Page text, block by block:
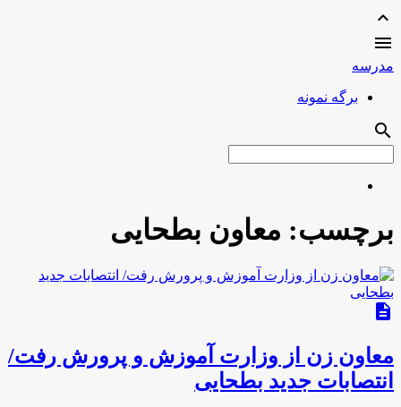
expand_less

مدرسه
برگه نمونه
search
برچسب: معاون بطحایی
description
معاون زن از وزارت آموزش و پرورش رفت/
انتصابات جدید بطحایی